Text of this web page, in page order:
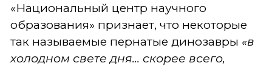
«Национальный центр научного
образования» признает, что некоторые
так называемые пернатые динозавры «в
холодном свете дня... скорее всего,